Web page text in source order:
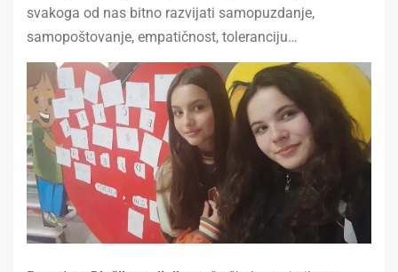
svakoga od nas bitno razvijati samopuzdanje,
samopoštovanje, empatičnost, toleranciju…